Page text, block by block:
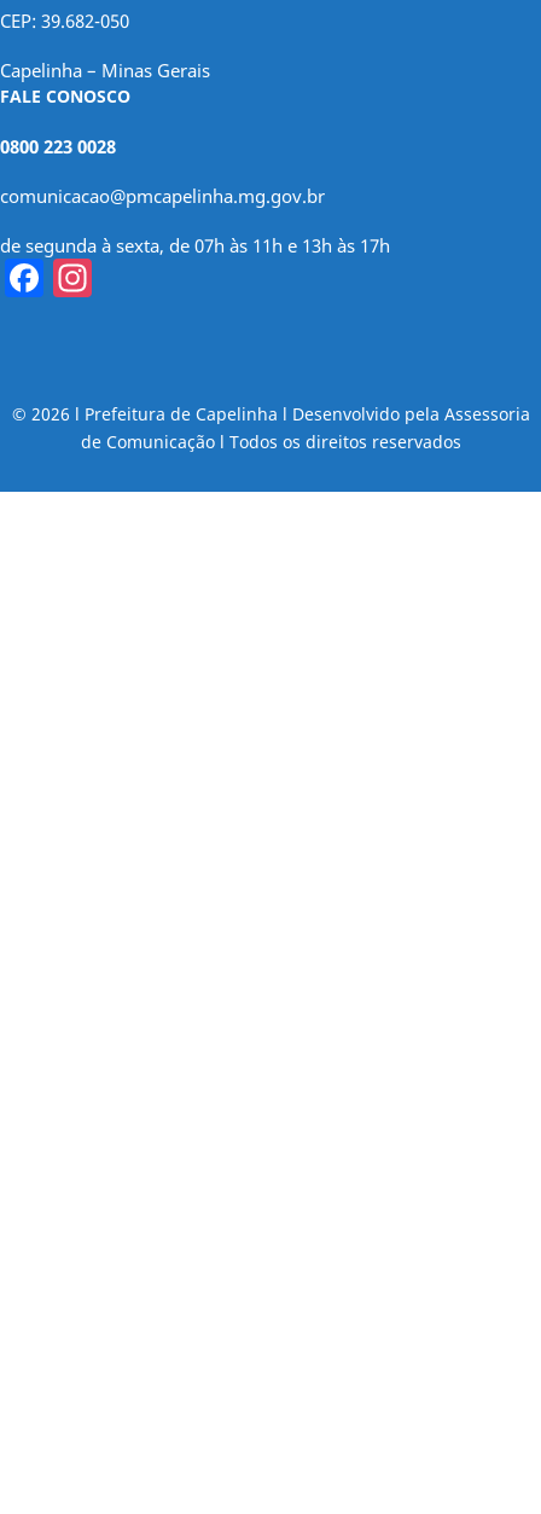
CEP: 39.682-050
Capelinha – Minas Gerais
FALE CONOSCO
0800 223 0028
comunicacao@pmcapelinha.mg.gov.br
de segunda à sexta, de 07h às 11h e 13h às 17h
Facebook
© 2026 l Prefeitura de Capelinha l Desenvolvido pela Assessoria
de Comunicação l Todos os direitos reservados